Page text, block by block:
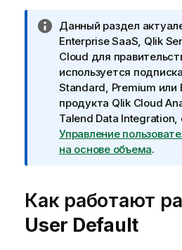
П
р
и
м
е
ч
а
н
и
н
ф
Данный раздел
Enterprise SaaS, Qlik
Cloud для
используется
Standard, Premium или
продукта Qlik Cloud
Talend Data Integration,
Управление
на основе объема.
Как работают
User Default